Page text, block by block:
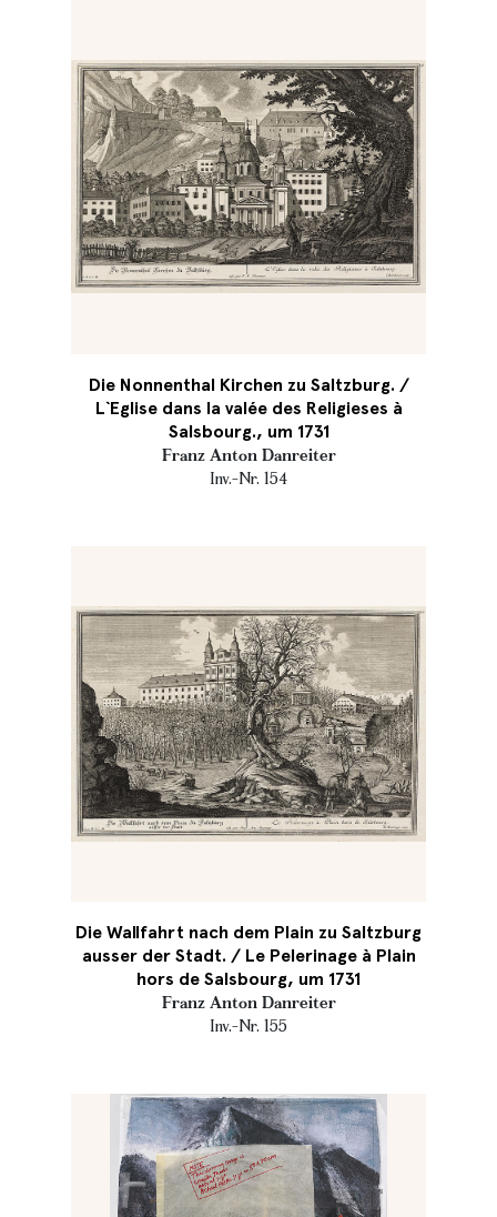
Die Nonnenthal Kirchen zu Saltzburg. /
L`Eglise dans la valée des Religieses à
Salsbourg., um 1731
Franz Anton Danreiter
Inv.-Nr. 154
Die Wallfahrt nach dem Plain zu Saltzburg
ausser der Stadt. / Le Pelerinage à Plain
hors de Salsbourg, um 1731
Franz Anton Danreiter
Inv.-Nr. 155